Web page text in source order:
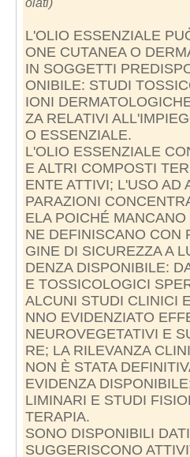
L'OLIO ESSENZIALE
ONE CUTANEA O
IN SOGGETTI
ONIBILE: STUDI
IONI
ZA RELATIVI
O ESSENZIALE.
L'OLIO ESSENZIALE
E ALTRI COMPOSTI
ENTE ATTIVI; L'USO AD
PARAZIONI
ELA POICHÉ
NE DEFINISCANO CON
GINE DI SICUREZZA A
DENZA DISPONIBILE:
E TOSSICOLOGICI
ALCUNI STUDI CLINICI
NNO EVIDENZIATO
NEUROVEGETATIVI E
RE; LA RILEVANZA
NON È STATA
EVIDENZA
LIMINARI E STUDI
TERAPIA.
SONO DISPONIBILI
SUGGERISCONO